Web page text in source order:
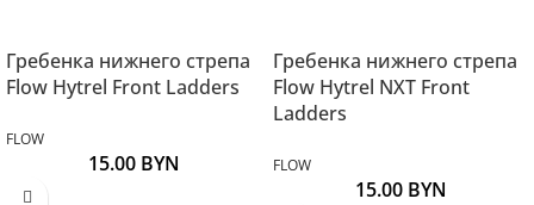
Гребенка нижнего стрепа
Flow Hytrel Front Ladders
FLOW
15.00 BYN
Гребенка нижнего стрепа
Flow Hytrel NXT Front
Ladders
FLOW
15.00 BYN